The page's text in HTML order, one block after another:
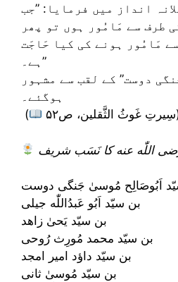
انداز میں فرمایا: ”جب
طرف سے مَامُور ہوں تو پھر
مَامُور ہونے کی کیا حَاجَت
ہے۔”
دوست” کے لقب سے مشہور
ہوگئے۔
(
ص۵۲)
اَبُوصَالِح مُوسیٰ جَنگی دوست
بن سیّد اَبُو عَبدُاللّٰه جیلی
بن سیّد یَحیٰ زاهد
بن سیّد محمد مُورِث رُوحى
بن سیّد داؤد امير امجد
بن سیّد مُوسیٰ ثانی